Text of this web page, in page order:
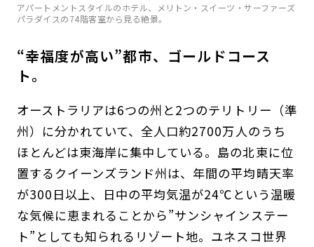
アパートメントスタイルのホテル、メリトン・スイーツ・サーファーズ
パラダイスの74階客室から見る絶景。
“幸福度が高い”都市、ゴールドコース
ト。
オーストラリアは6つの州と2つのテリトリー（準
州）に分かれていて、全人口約2700万人のうち
ほとんどは東海岸に集中している。島の北東に位
置するクイーンズランド州は、年間の平均晴天率
が300日以上、日中の平均気温が24℃という温暖
な気候に恵まれることから”サンシャインステー
ト”としても知られるリゾート地。ユネスコ世界